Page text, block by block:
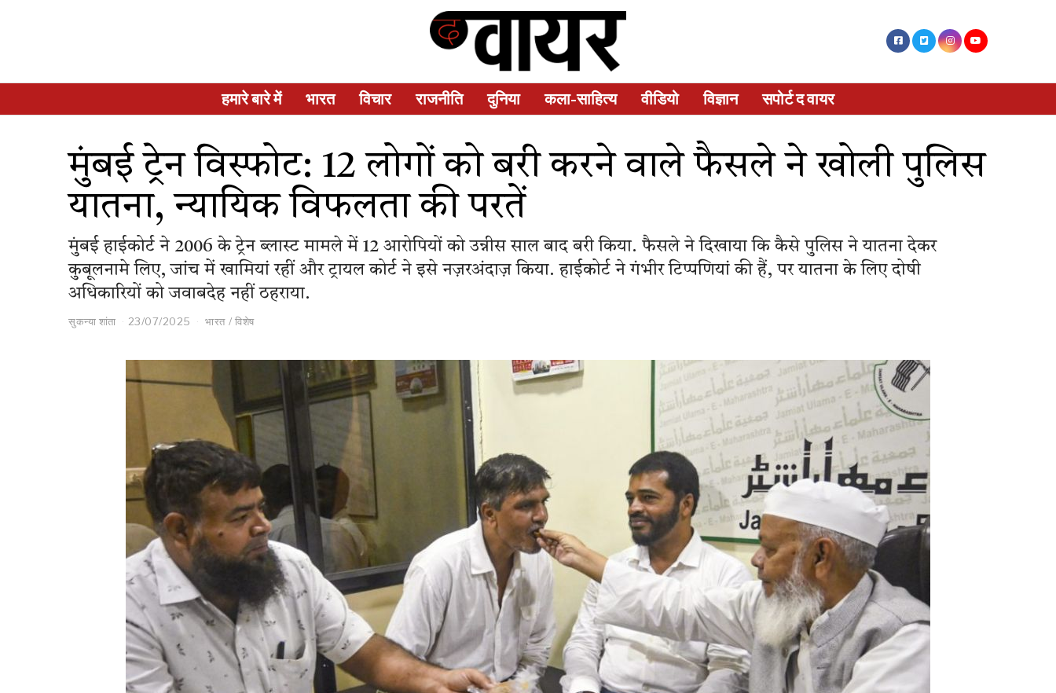
हमारे बारे में भारत विचार राजनीति दुनिया कला-साहित्य वीडियो विज्ञान सपोर्ट द वायर
मुंबई ट्रेन विस्फोट: 12 लोगों को बरी करने वाले फैसले ने खोली पुलिस
यातना, न्यायिक विफलता की परतें
मुंबई हाईकोर्ट ने 2006 के ट्रेन ब्लास्ट मामले में 12 आरोपियों को उन्नीस साल बाद बरी किया. फैसले ने दिखाया कि कैसे पुलिस ने यातना देकर
कुबूलनामे लिए, जांच में खामियां रहीं और ट्रायल कोर्ट ने इसे नज़रअंदाज़ किया. हाईकोर्ट ने गंभीर टिप्पणियां की हैं, पर यातना के लिए दोषी
अधिकारियों को जवाबदेह नहीं ठहराया.
सुकन्या शांता 23/07/2025 भारत / विशेष